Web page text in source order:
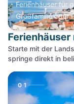
Ferienhäuser für
Großfamilie oder
Starte mit der
springe direkt in
01